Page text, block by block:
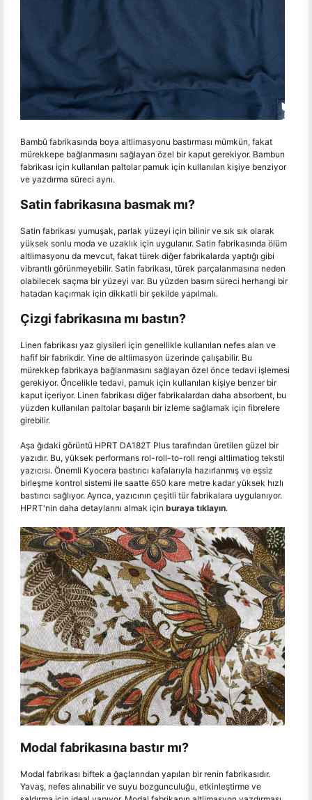
Bambû fabrikasında boya altlimasyonu bastırması mümkün, fakat
mürekkepe bağlanmasını sağlayan özel bir kaput gerekiyor. Bambun
fabrikası için kullanılan paltolar pamuk için kullanılan kişiye benziyor
ve yazdırma süreci aynı.
Satin fabrikasına basmak mı?
Satin fabrikası yumuşak, parlak yüzeyi için bilinir ve sık sık olarak
yüksek sonlu moda ve uzaklık için uygulanır. Satin fabrikasında ölüm
altlimasyonu da mevcut, fakat türek diğer fabrikalarda yaptığı gibi
vibrantlı görünmeyebilir. Satin fabrikası, türek parçalanmasına neden
olabilecek saçma bir yüzeyi var. Bu yüzden basım süreci herhangi bir
hatadan kaçırmak için dikkatli bir şekilde yapılmalı.
Çizgi fabrikasına mı bastın?
Linen fabrikası yaz giysileri için genellikle kullanılan nefes alan ve
hafif bir fabrikdir. Yine de altlimasyon üzerinde çalışabilir. Bu
mürekkep fabrikaya bağlanmasını sağlayan özel önce tedavi işlemesi
gerekiyor. Öncelikle tedavi, pamuk için kullanılan kişiye benzer bir
kaput içeriyor. Linen fabrikası diğer fabrikalardan daha absorbent, bu
yüzden kullanılan paltolar başarılı bir izleme sağlamak için fibrelere
girebilir.
Aşa ğıdaki görüntü HPRT DA182T Plus tarafından üretilen güzel bir
yazıdır. Bu, yüksek performans rol-roll-to-roll rengi altlimatiog tekstil
yazıcısı. Önemli Kyocera bastırıcı kafalarıyla hazırlanmış ve eşsiz
birleşme kontrol sistemi ile saatte 650 kare metre kadar yüksek hızlı
bastırıcı sağlıyor. Ayrıca, yazıcının çeşitli tür fabrikalara uygulanıyor.
HPRT'nin daha detaylarını almak için buraya tıklayın.
Modal fabrikasına bastır mı?
Modal fabrikası biftek a ğaçlarından yapılan bir renin fabrikasıdır.
Yavaş, nefes alınabilir ve suyu bozgunculuğu, etkinleştirme ve